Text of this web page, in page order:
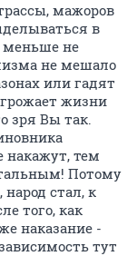
мажоров
в
меньше не
не мешало
или гадят
жизни
зря Вы так.
накажут, тем
Потому
стал, к
того, как
наказание -
тут